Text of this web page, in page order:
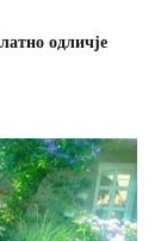
одличје